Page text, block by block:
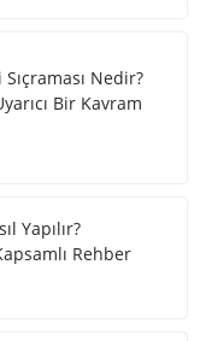
Nedir?
Bir Kavram
Yapılır?
Rehber